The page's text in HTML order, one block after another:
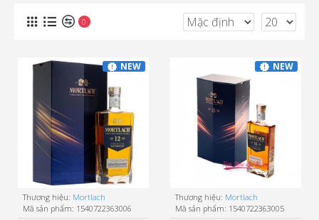
0
NEW
Thương hiệu: Mortlach
Mã sản phẩm: 1540722363006
NEW
Thương hiệu: Mortlach
Mã sản phẩm: 1540722363005